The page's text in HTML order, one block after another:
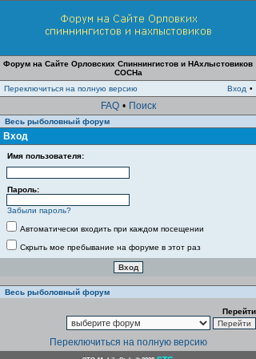
Форум на Сайте Орловских Спиннингистов и НАхлыстовиков
СОСНа
Переключиться на полную версию
Вход •
FAQ • Поиск
Весь рыболовный форум
Вход
Имя пользователя:
Пароль:
Забыли пароль?
Автоматически входить при каждом посещении
Скрыть мое пребывание на форуме в этот раз
Весь рыболовный форум
Перейти
Переключиться на полную версию